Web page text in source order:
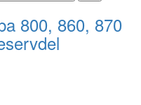
800, 860, 870